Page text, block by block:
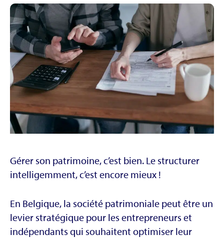
Gérer son patrimoine, c’est bien. Le structurer
intelligemment, c’est encore mieux !
En Belgique, la société patrimoniale peut être un
levier stratégique pour les entrepreneurs et
indépendants qui souhaitent optimiser leur